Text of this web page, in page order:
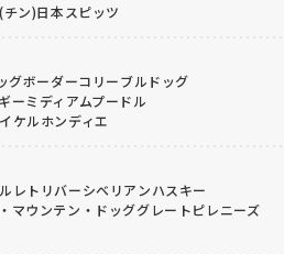
チン)日本スピッツ
グボーダーコリーブルドッグ
ーミディアムプードル
ケルホンディエ
レトリバーシベリアンハスキー
マウンテン・ドッググレートピレニーズ